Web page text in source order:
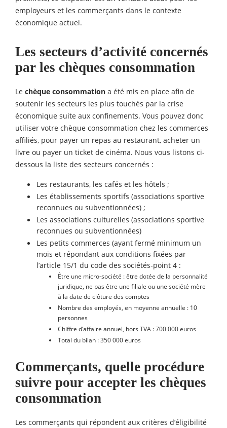
employeurs et les commerçants dans le contexte
économique actuel.
Les secteurs d’activité concernés
par les chèques consommation
Le chèque consommation a été mis en place afin de
soutenir les secteurs les plus touchés par la crise
économique suite aux confinements. Vous pouvez donc
utiliser votre chèque consommation chez les commerces
affiliés, pour payer un repas au restaurant, acheter un
livre ou payer un ticket de cinéma. Nous vous listons ci-
dessous la liste des secteurs concernés :
Les restaurants, les cafés et les hôtels ;
Les établissements sportifs (associations sportive
reconnues ou subventionnées) ;
Les associations culturelles (associations sportive
reconnues ou subventionnées)
Les petits commerces (ayant fermé minimum un
mois et répondant aux conditions fixées par
l’article 15/1 du code des sociétés-point 4 :
Être une micro-société : être dotée de la personnalité
juridique, ne pas être une filiale ou une société mère
à la date de clôture des comptes
Nombre des employés, en moyenne annuelle : 10
personnes
Chiffre d’affaire annuel, hors TVA : 700 000 euros
Total du bilan : 350 000 euros
Commerçants, quelle procédure
suivre pour accepter les chèques
consommation
Les commerçants qui répondent aux critères d’éligibilité